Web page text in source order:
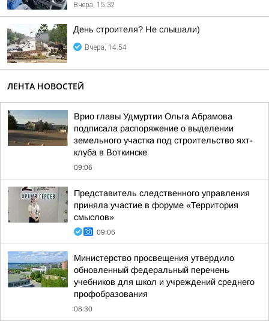
Вчера, 15:32
День строителя? Не слышали)
Вчера, 14:54
ЛЕНТА НОВОСТЕЙ
Врио главы Удмуртии Ольга Абрамова
подписала распоряжение о выделении
земельного участка под строительство яхт-
клуба в Воткинске
09:06
Представитель следственного управления
приняла участие в форуме «Территория
смыслов»
09:06
Министерство просвещения утвердило
обновленный федеральный перечень
учебников для школ и учреждений среднего
профобразования
08:30